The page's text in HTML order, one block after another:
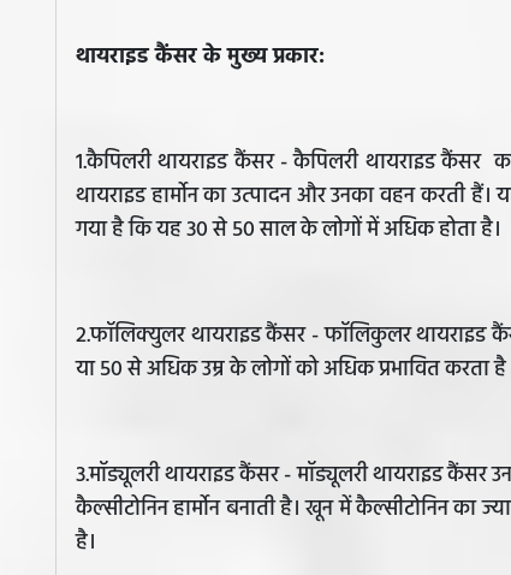
थायराइड कैंसर के मुख्य प्रकार:
1.कैपिलरी थायराइड कैंसर - कैपिलरी थायराइड
थायराइड हार्मोन का उत्पादन और उनका वहन करती
गया है कि यह 30 से 50 साल के लोगों में अधिक होता है।
2.फॉलिक्युलर थायराइड कैंसर - फॉलिकुलर थायराइड
या 50 से अधिक उम्र के लोगों को अधिक प्रभावित करता
3.मॉड्यूलरी थायराइड कैंसर - मॉड्यूलरी थायराइड
कैल्सीटोनिन हार्मोन बनाती है। खून में कैल्सीटोनिन
है।